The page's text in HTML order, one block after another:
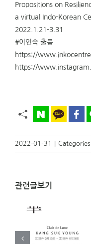
Propositions on
a virtual Indo-Korean
2022.1.21-3.31
#이인숙 출품
https://
https://
2022-01-31
관련글보기
[전시 안